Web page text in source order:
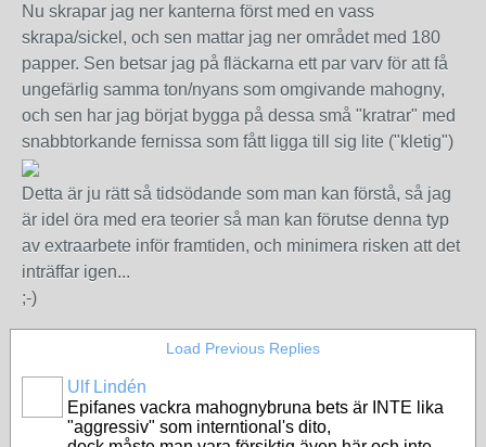
Nu skrapar jag ner kanterna först med en vass
skrapa/sickel, och sen mattar jag ner området med 180
papper. Sen betsar jag på fläckarna ett par varv för att få
ungefärlig samma ton/nyans som omgivande mahogny,
och sen har jag börjat bygga på dessa små "kratrar" med
snabbtorkande fernissa som fått ligga till sig lite ("kletig")
Detta är ju rätt så tidsödande som man kan förstå, så jag
är idel öra med era teorier så man kan förutse denna typ
av extraarbete inför framtiden, och minimera risken att det
inträffar igen...
;-)
Load Previous Replies
Ulf Lindén
Epifanes vackra mahognybruna bets är INTE lika
"aggressiv" som interntional's dito,